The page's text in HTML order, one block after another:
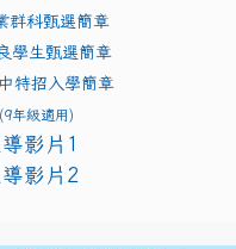
群科甄選簡章
學生甄選簡章
特招入學簡章
(9年級適用)
影片1
影片2